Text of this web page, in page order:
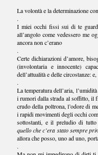
La volontà e la determinazione
.
I miei occhi fissi sui di te
all’angolo come vedessero me
ancora non c’erano
.
Certe dichiarazioni d’amore,
(involontaria e innocente)
dell’attualità e delle circostanze:
.
La temperatura dell’aria,
i rumori dalla strada al soffitto, il
crudo della poltrona, l’odore di
i rapidi movimenti degli occhi
sottostanti, e il preludio di tutto
quello che c’era stato sempre
allora che posso, uno ad uno,
.